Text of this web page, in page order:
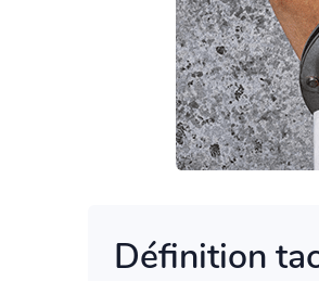
Définition